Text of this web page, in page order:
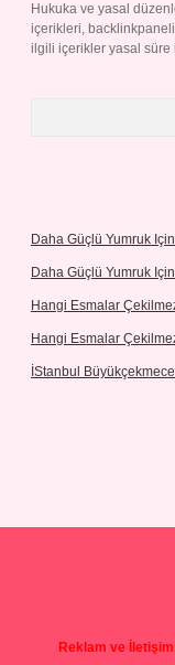
Hukuka ve yasal
içerikleri,
ilgili içerikler yasal süre
Daha Güçlü Yumruk
Daha Güçlü Yumruk
Hangi Esmalar
Hangi Esmalar
İStanbul
Reklam ve